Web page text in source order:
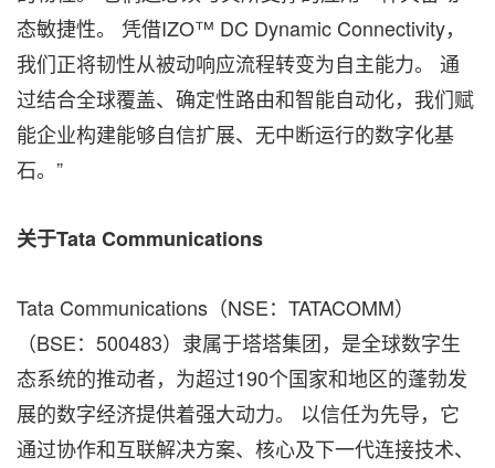
态敏捷性。 凭借IZO™ DC Dynamic Connectivity，
我们正将韧性从被动响应流程转变为自主能力。 通
过结合全球覆盖、确定性路由和智能自动化，我们赋
能企业构建能够自信扩展、无中断运行的数字化基
石。”
关于Tata Communications
Tata Communications（NSE：TATACOMM）
（BSE：500483）隶属于塔塔集团，是全球数字生
态系统的推动者，为超过190个国家和地区的蓬勃发
展的数字经济提供着强大动力。 以信任为先导，它
通过协作和互联解决方案、核心及下一代连接技术、